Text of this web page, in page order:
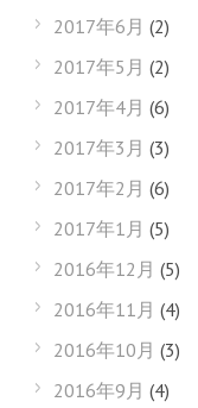
2017年6月 (2)
2017年5月 (2)
2017年4月 (6)
2017年3月 (3)
2017年2月 (6)
2017年1月 (5)
2016年12月 (5)
2016年11月 (4)
2016年10月 (3)
2016年9月 (4)